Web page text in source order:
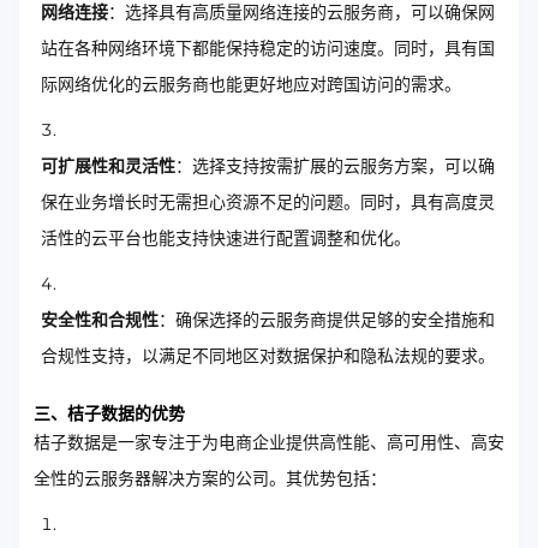
网络连接：选择具有高质量网络连接的云服务商，可以确保网
站在各种网络环境下都能保持稳定的访问速度。同时，具有国
际网络优化的云服务商也能更好地应对跨国访问的需求。
可扩展性和灵活性：选择支持按需扩展的云服务方案，可以确
保在业务增长时无需担心资源不足的问题。同时，具有高度灵
活性的云平台也能支持快速进行配置调整和优化。
安全性和合规性：确保选择的云服务商提供足够的安全措施和
合规性支持，以满足不同地区对数据保护和隐私法规的要求。
三、桔子数据的优势
桔子数据是一家专注于为电商企业提供高性能、高可用性、高安
全性的云服务器解决方案的公司。其优势包括：